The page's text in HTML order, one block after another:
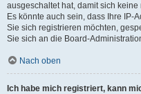
ausgeschaltet hat, damit sich
Es könnte auch sein, dass Ihre IP-
Sie sich registrieren möchten,
Sie sich an die Board-
Nach oben
Ich habe mich registriert, kann